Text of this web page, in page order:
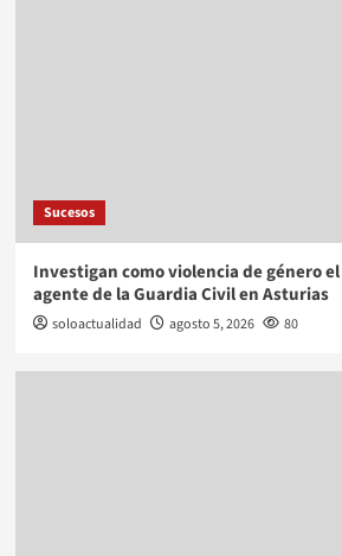
Sucesos
Investigan como violencia de género
agente de la Guardia Civil en Asturias
soloactualidad agosto 5, 2026 80